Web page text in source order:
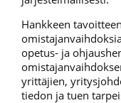
Hankkeen
opetus- ja
yrittäjien,
tiedon ja tuen